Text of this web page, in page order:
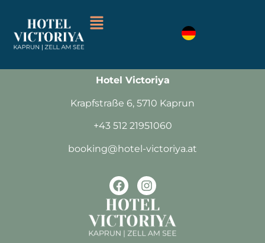
Uhr dein Zimmer freizumachen.
Hotel Victoriya
Krapfstraße 6, 5710 Kaprun
+43 512 21951060
booking@hotel-victoriya.at